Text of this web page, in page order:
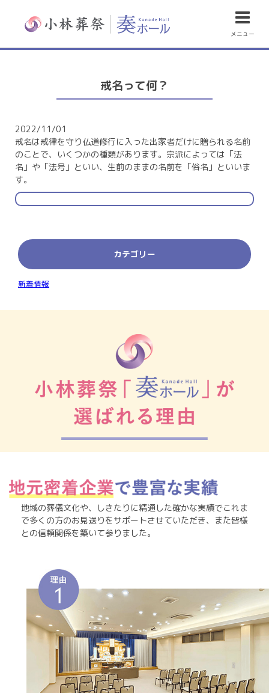
メニュー
戒名って何？
2022/11/01
戒名は戒律を守り仏道修行に入った出家者だけに贈られる名前
のことで、いくつかの種類があります。宗派によっては「法
名」や「法号」といい、生前のままの名前を「俗名」といいま
す。
カテゴリー
新着情報
地域の葬儀文化や、しきたりに精通した確かな実績でこれま
で多くの方のお見送りをサポートさせていただき、また皆様
との信頼関係を築いて参りました。